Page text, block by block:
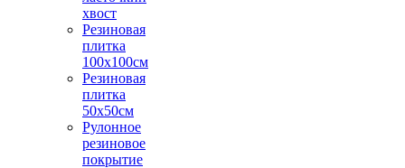
хвост
Резиновая
плитка
100х100см
Резиновая
плитка
50х50см
Рулонное
резиновое
покрытие